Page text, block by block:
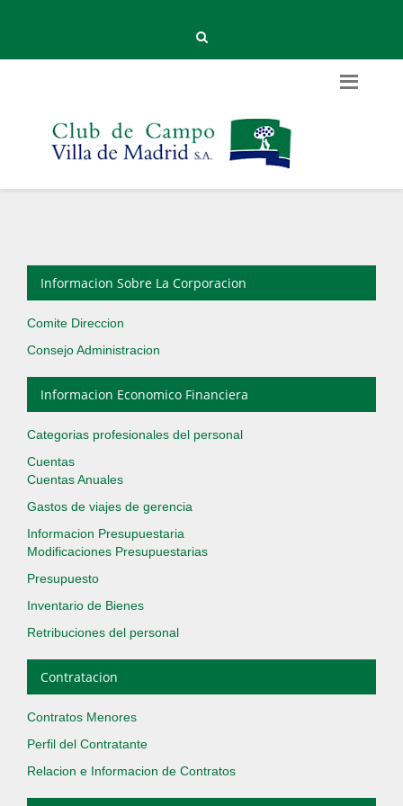
Informacion Sobre La Corporacion
Comite Direccion
Consejo Administracion
Informacion Economico Financiera
Categorias profesionales del personal
Cuentas
Cuentas Anuales
Gastos de viajes de gerencia
Informacion Presupuestaria
Modificaciones Presupuestarias
Presupuesto
Inventario de Bienes
Retribuciones del personal
Contratacion
Contratos Menores
Perfil del Contratante
Relacion e Informacion de Contratos